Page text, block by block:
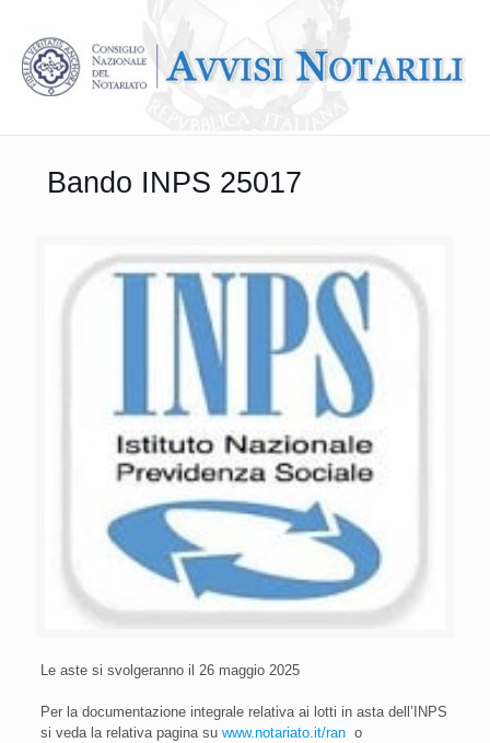
Bando INPS 25017
Le aste si svolgeranno il 26 maggio 2025
Per la documentazione integrale relativa ai lotti in asta dell’INPS
si veda la relativa pagina su www.notariato.it/rano